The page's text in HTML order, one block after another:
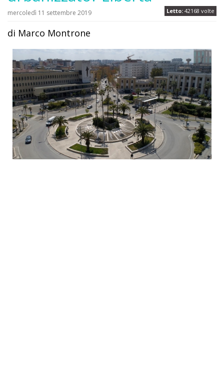
Letto: 42168 volte
mercoledì 11 settembre 2019
di Marco Montrone